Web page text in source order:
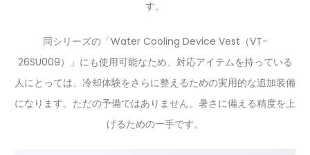
す。
同シリーズの「Water Cooling Device Vest（VT-
26SU009）」にも使用可能なため、対応アイテムを持っている
人にとっては、冷却体験をさらに整えるための実用的な追加装備
になります。ただの予備ではありません。暑さに備える精度を上
げるための一手です。